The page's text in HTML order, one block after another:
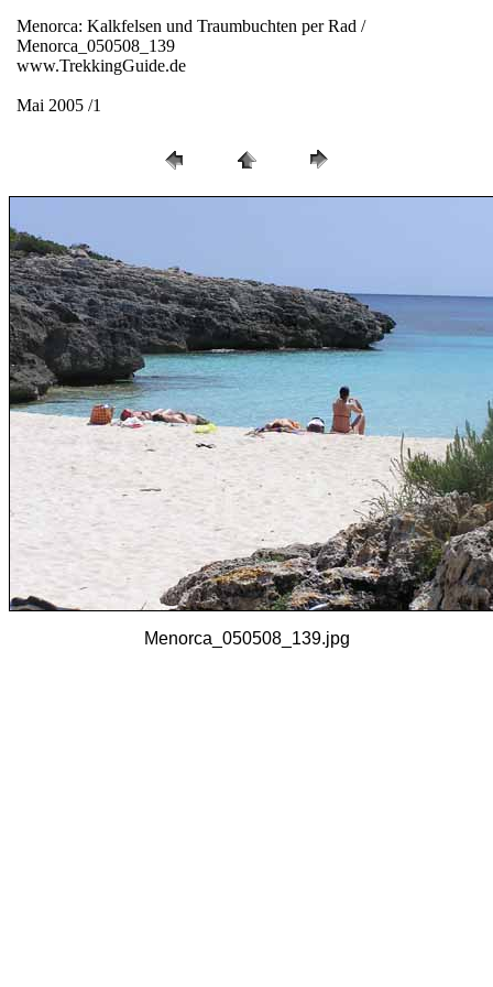
Menorca: Kalkfelsen und Traumbuchten per Rad /
Menorca_050508_139
www.TrekkingGuide.de
Mai 2005 /1
Menorca_050508_139.jpg